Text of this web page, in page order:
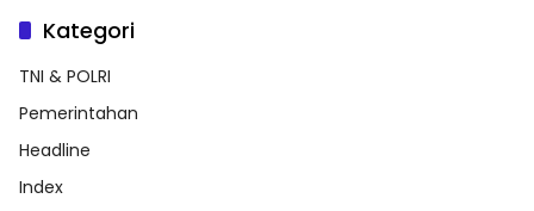
Kategori
TNI & POLRI
Pemerintahan
Headline
Index